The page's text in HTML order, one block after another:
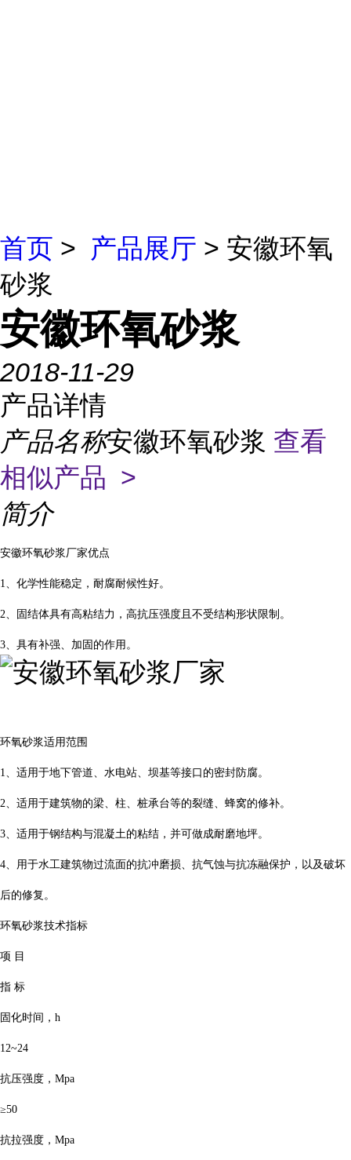
首页 > 产品展厅 > 安徽环氧
砂浆
安徽环氧砂浆
2018-11-29
产品详情
产品名称安徽环氧砂浆 查看
相似产品 >
简介
安徽环氧砂浆厂家优点
1、化学性能稳定，耐腐耐候性好。
2、固结体具有高粘结力，高抗压强度且不受结构形状限制。
3、具有补强、加固的作用。
环氧砂浆适用范围
1、适用于地下管道、水电站、坝基等接口的密封防腐。
2、适用于建筑物的梁、柱、桩承台等的裂缝、蜂窝的修补。
3、适用于钢结构与混凝土的粘结，并可做成耐磨地坪。
4、用于水工建筑物过流面的抗冲磨损、抗气蚀与抗冻融保护，以及破坏
后的修复。
环氧砂浆技术指标
项 目
指 标
固化时间，h
12~24
抗压强度，Mpa
≥50
抗拉强度，Mpa